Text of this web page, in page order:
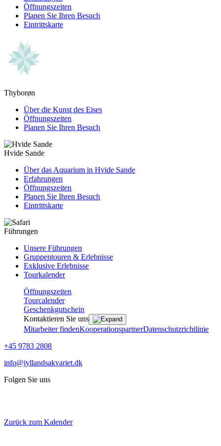
Öffnungszeiten
Planen Sie Ihren Besuch
Eintrittskarte
Thyborøn
Über die Kunst des Eises
Öffnungszeiten
Planen Sie Ihren Besuch
Hvide Sande
Über das Aquarium in Hvide Sande
Erfahrungen
Öffnungszeiten
Planen Sie Ihren Besuch
Eintrittskarte
Führungen
Unsere Führungen
Gruppentouren & Erlebnisse
Exklusive Erlebnisse
Tourkalender
Öffnungszeiten
Tourcalender
Geschenkgutschein
Kontaktieren Sie uns
Mitarbeiter findenKooperationspartnerDatenschutzrichtlinie
+45 9783 2808
info@jyllandsakvariet.dk
Folgen Sie uns
Zurück zum Kalender